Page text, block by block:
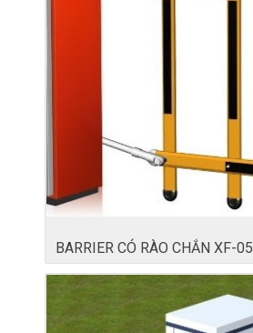
BARRIER CÓ RÀO CHẮN XF-05